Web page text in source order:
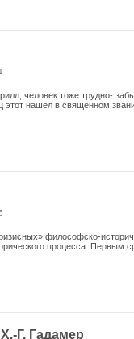
человек тоже трудно-
нашел в священном
философско-
про­цесса. Первым
Г. Гадамер